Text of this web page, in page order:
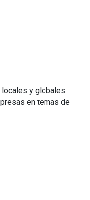
y globales.
en temas de